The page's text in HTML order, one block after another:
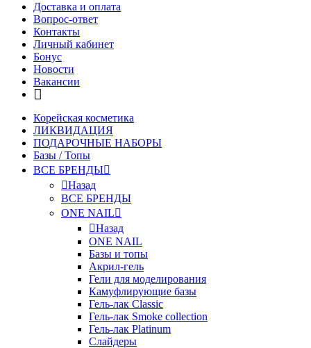
Доставка и оплата
Вопрос-ответ
Контакты
Личный кабинет
Бонус
Новости
Вакансии
Корейская косметика
ЛИКВИДАЦИЯ
ПОДАРОЧНЫЕ НАБОРЫ
Базы / Топы
ВСЕ БРЕНДЫ
Назад
ВСЕ БРЕНДЫ
ONE NAIL
Назад
ONE NAIL
Базы и топы
Акрил-гель
Гели для моделирования
Камуфлирующие базы
Гель-лак Classic
Гель-лак Smoke collection
Гель-лак Platinum
Слайдеры